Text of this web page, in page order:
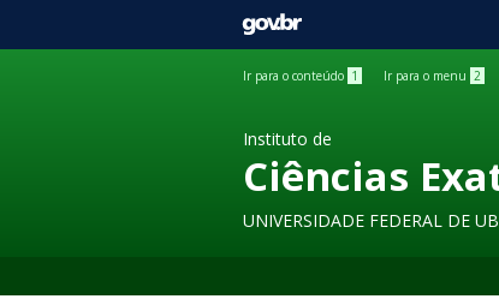
GOVBR
Ir para o conteúdo 1 Ir para o menu 2
Instituto de
Ciências
UNIVERSIDADE FEDERAL DE